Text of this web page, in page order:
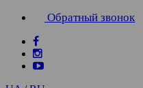
Обратный звонок